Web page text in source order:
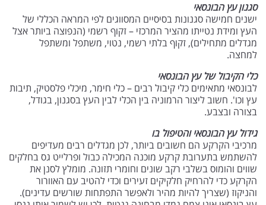
סגנון עץ הבונסאי
ישנים חמישה סגנונות בסיסיים המסווגים לפי המראה הכללי של
העץ ומידת נטייתו מהציר המרכזי – זקוף רשמי (הנפוצה ביותר אצל
מגדלים מתחילים), זקוף בלתי רשמי, נטוי, משתפל ומשתפל
למחצה.
כלי הקיבול של עץ הבונסאי
לבונסאי מתאימים כלי קיבול רבים – כלי חימר, מיכלי פלסטיק, תיבות
עץ וכו'. חשוב ליצור הרמוניה בין הכלי לבין העץ בסגנון, בגודל,
בצורה ובצבע.
גידול עץ הבונסאי והטיפול בו
מרכיבי הקרקע הם חשובים ביותר, לכן מגדלים רבים מעדיפים
להשתמש בתערובת קרקע מוכנה המכילה כבול ופרלייט גס בחלקים
שווים והומוס בשלבי רקב שונים וחומרי תזונה. מומלץ לסנן את
הקרקע כדי להרחיק חלקיקים זעירים וכדי להטיב עם האוורור
והניקוז (שצריך להיות מהיר ולאפשר התפתחות שורשים עדינים).